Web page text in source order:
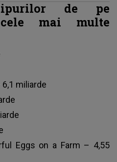
de pe
mai multe
miliarde
Eggs on a Farm – 4,55